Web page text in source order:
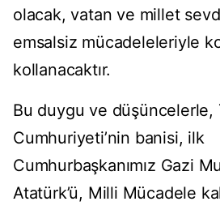
olacak, vatan ve millet
emsalsiz mücadeleleriyle
kollanacaktır.
Bu duygu ve düşüncelerle,
Cumhuriyeti’nin banisi, ilk
Cumhurbaşkanımız Gazi
Atatürk’ü, Milli Mücadele